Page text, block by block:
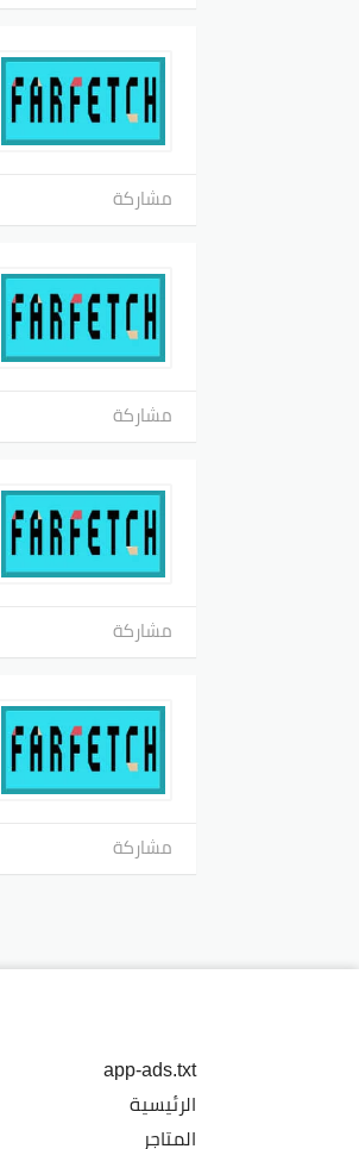
مشاركة
مشاركة
مشاركة
مشاركة
app-ads.txt
الرئيسية
المتاجر